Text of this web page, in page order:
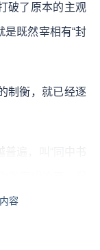
破了原本的主观
是既然宰相有“封
制衡，就已经逐
明白一点，没有
容